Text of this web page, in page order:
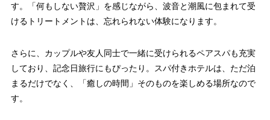
す。「何もしない贅沢」を感じながら、波音と潮風に包まれて受
けるトリートメントは、忘れられない体験になります。
さらに、カップルや友人同士で一緒に受けられるペアスパも充実
しており、記念日旅行にもぴったり。スパ付きホテルは、ただ泊
まるだけでなく、「癒しの時間」そのものを楽しめる場所なので
す。